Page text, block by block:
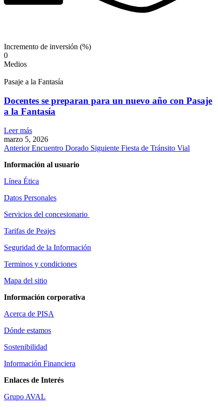
Incremento de inversión (%)
0
Medios
Pasaje a la Fantasía
Docentes se preparan para un nuevo año con Pasaje
a la Fantasía
Leer más
marzo 5, 2026
AnteriorEncuentro Dorado Siguiente Fiesta de Tránsito Vial
Información al usuario
Línea Ética
Datos Personales
Servicios del concesionario
Tarifas de Peajes
Seguridad de la Información
Terminos y condiciones
Mapa del sitio
Información corporativa
Acerca de PISA
Dónde estamos
Sostenibilidad
Información Financiera
Enlaces de Interés
Grupo AVAL